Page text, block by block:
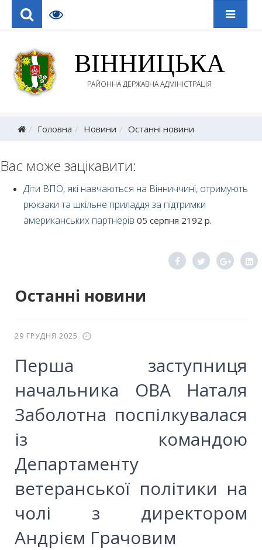
ВІННИЦЬКА
РАЙОННА ДЕРЖАВНА АДМІНІСТРАЦІЯ
Головна Новини Останні новини
Останні новини
29 ГРУДНЯ 2025
Перша заступниця
начальника ОВА Наталя
Заболотна поспілкувалася
із командою
Департаменту
ветеранської політики на
чолі з директором
Андрієм Грачовим
Вас може зацікавити:
Діти ВПО, які навчаються на Вінниччині, отримують
рюкзаки та шкільне приладдя за підтримки
американських партнерів 05 серпня 2192 р.